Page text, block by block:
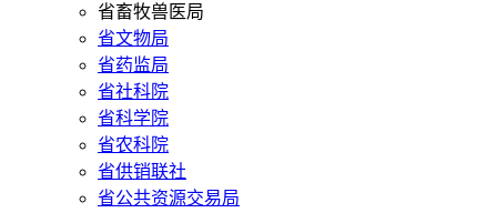
省畜牧兽医局
省文物局
省药监局
省社科院
省科学院
省农科院
省供销联社
省公共资源交易局